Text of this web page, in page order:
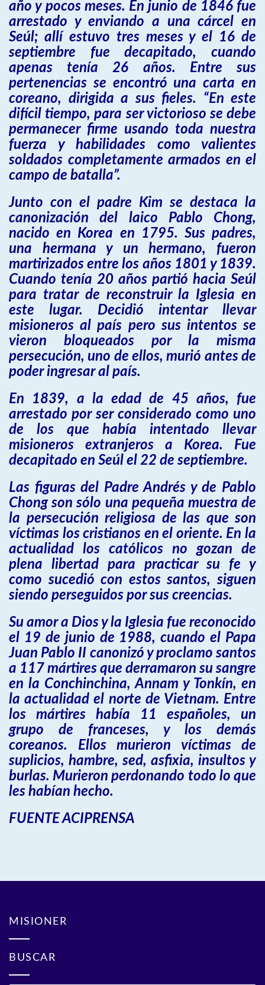
año y pocos meses. En junio de 1846 fue
arrestado y enviando a una cárcel en
Seúl; allí estuvo tres meses y el 16 de
septiembre fue decapitado, cuando
apenas tenía 26 años. Entre sus
pertenencias se encontró una carta en
coreano, dirigida a sus fieles. “En este
difícil tiempo, para ser victorioso se debe
permanecer firme usando toda nuestra
fuerza y habilidades como valientes
soldados completamente armados en el
campo de batalla”.
Junto con el padre Kim se destaca la
canonización del laico Pablo Chong,
nacido en Korea en 1795. Sus padres,
una hermana y un hermano, fueron
martirizados entre los años 1801 y 1839.
Cuando tenía 20 años partió hacia Seúl
para tratar de reconstruir la Iglesia en
este lugar. Decidió intentar llevar
misioneros al país pero sus intentos se
vieron bloqueados por la misma
persecución, uno de ellos, murió antes de
poder ingresar al país.
En 1839, a la edad de 45 años, fue
arrestado por ser considerado como uno
de los que había intentado llevar
misioneros extranjeros a Korea. Fue
decapitado en Seúl el 22 de septiembre.
Las figuras del Padre Andrés y de Pablo
Chong son sólo una pequeña muestra de
la persecución religiosa de las que son
víctimas los cristianos en el oriente. En la
actualidad los católicos no gozan de
plena libertad para practicar su fe y
como sucedió con estos santos, siguen
siendo perseguidos por sus creencias.
Su amor a Dios y la Iglesia fue reconocido
el 19 de junio de 1988, cuando el Papa
Juan Pablo II canonizó y proclamo santos
a 117 mártires que derramaron su sangre
en la Conchinchina, Annam y Tonkín, en
la actualidad el norte de Vietnam. Entre
los mártires había 11 españoles, un
grupo de franceses, y los demás
coreanos. Ellos murieron víctimas de
suplicios, hambre, sed, asfixia, insultos y
burlas. Murieron perdonando todo lo que
les habían hecho.
FUENTE ACIPRENSA
MISIONER
BUSCAR